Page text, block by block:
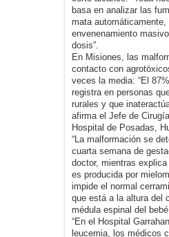
basa en analizar las
mata automáticamente,
envenenamiento
dosis”.
En Misiones, las
contacto con
veces la media: “El
registra en personas
rurales y que
afirma el Jefe de
Hospital de Posadas,
“La malformación se
cuarta semana de
doctor, mientras
es producida por
impide el normal
que está a la altura del
médula espinal del
“En el Hospital
leucemia, los médicos